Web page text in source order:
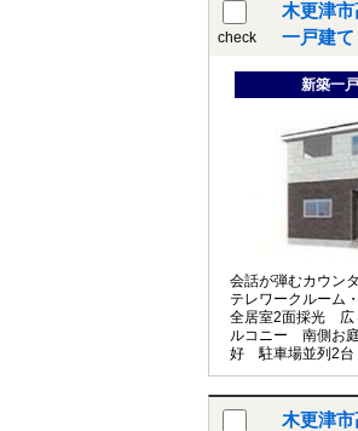
check
木更津
一戸建て
新築一
会話が弾むカウン
テレワークルーム
全居室2面採光 広
ルコニー 南側お
好 駐車場並列2
木更津